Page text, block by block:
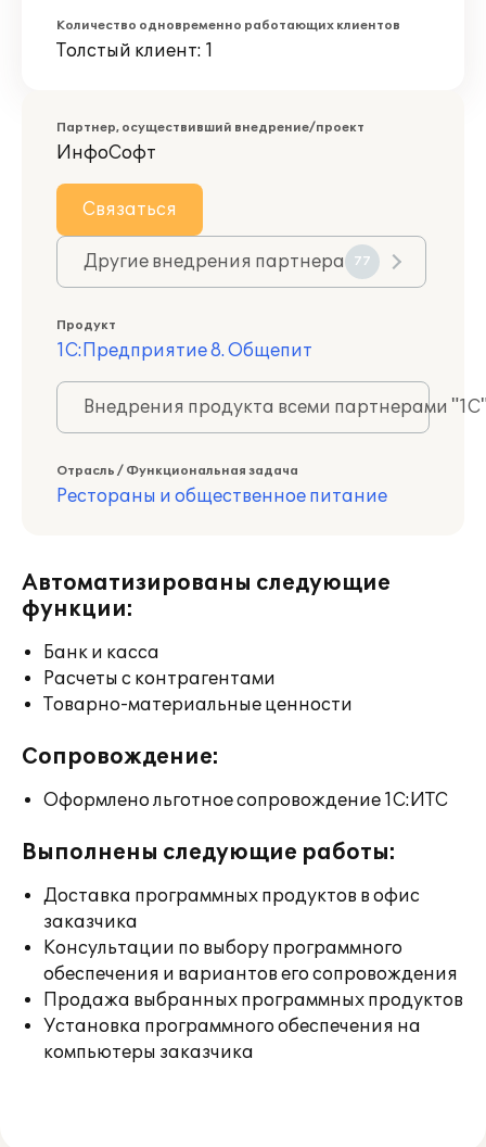
Количество одновременно работающих клиентов
Толстый клиент: 1
Партнер, осуществивший внедрение/проект
ИнфоСофт
Связаться
Другие внедрения партнера 77
Продукт
1С:Предприятие 8. Общепит
Внедрения продукта всеми партнерами
Отрасль / Функциональная задача
Рестораны и общественное питание
Автоматизированы следующие
функции:
Банк и касса
Расчеты с контрагентами
Товарно-материальные ценности
Сопровождение:
Оформлено льготное сопровождение 1С:ИТС
Выполнены следующие работы:
Доставка программных продуктов в офис
заказчика
Консультации по выбору программного
обеспечения и вариантов его сопровождения
Продажа выбранных программных продуктов
Установка программного обеспечения на
компьютеры заказчика